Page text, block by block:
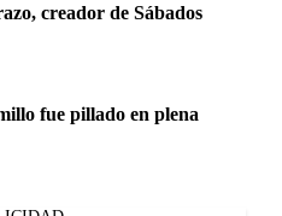
creador de Sábados
fue pillado en plena